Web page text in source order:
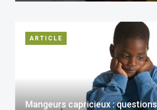
ARTICLE
Mangeurs capricieux : questions